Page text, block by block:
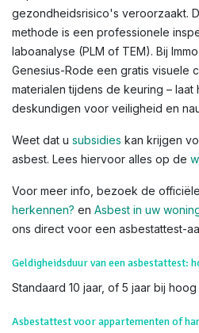
gezondheidsrisico's veroorzaakt.
methode is een professionele
laboanalyse (PLM of TEM). Bij
Genesius-Rode een gratis visuele
materialen tijdens de keuring –
deskundigen voor veiligheid en
Weet dat u subsidies kan krijgen
asbest. Lees hiervoor alles op de
Voor meer info, bezoek de officiële
herkennen? en Asbest in uw
ons direct voor een asbestattest-
Geldigheidsduur van een asbestattest:
Standaard 10 jaar, of 5 jaar bij
Asbestattest voor appartementen of